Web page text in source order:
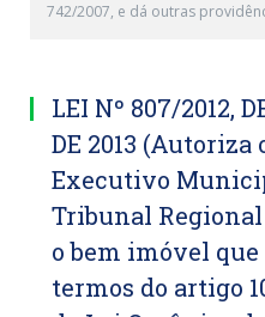
742/2007, e dá outras
LEI Nº 807/2012,
DE 2013 (Autoriza
Executivo
Tribunal
o bem imóvel
termos do artigo